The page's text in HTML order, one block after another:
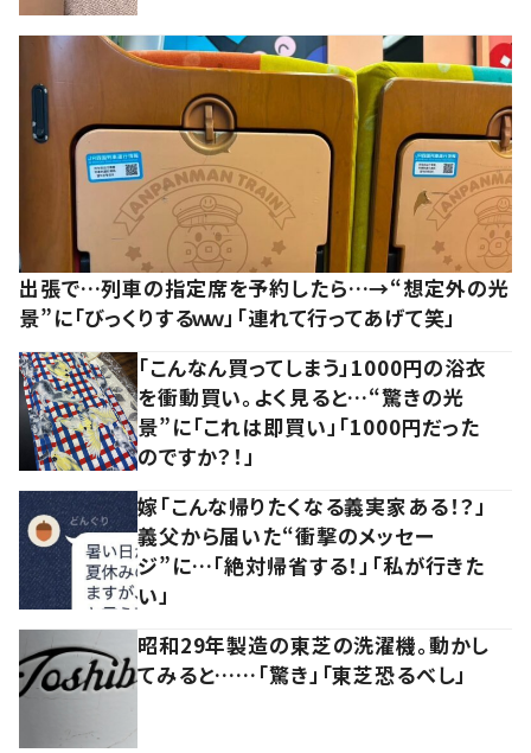
出張で…列車の指定席を予約したら…→“想定外の光
景”に「びっくりするｗｗ」「連れて行ってあげて笑」
「こんなん買ってしまう」1000円の浴衣
を衝動買い。よく見ると…“驚きの光
景”に「これは即買い」「1000円だった
のですか？！」
嫁「こんな帰りたくなる義実家ある！？」
義父から届いた“衝撃のメッセー
ジ”に…「絶対帰省する！」「私が行きた
い」
昭和29年製造の東芝の洗濯機。動かし
てみると……「驚き」「東芝恐るべし」